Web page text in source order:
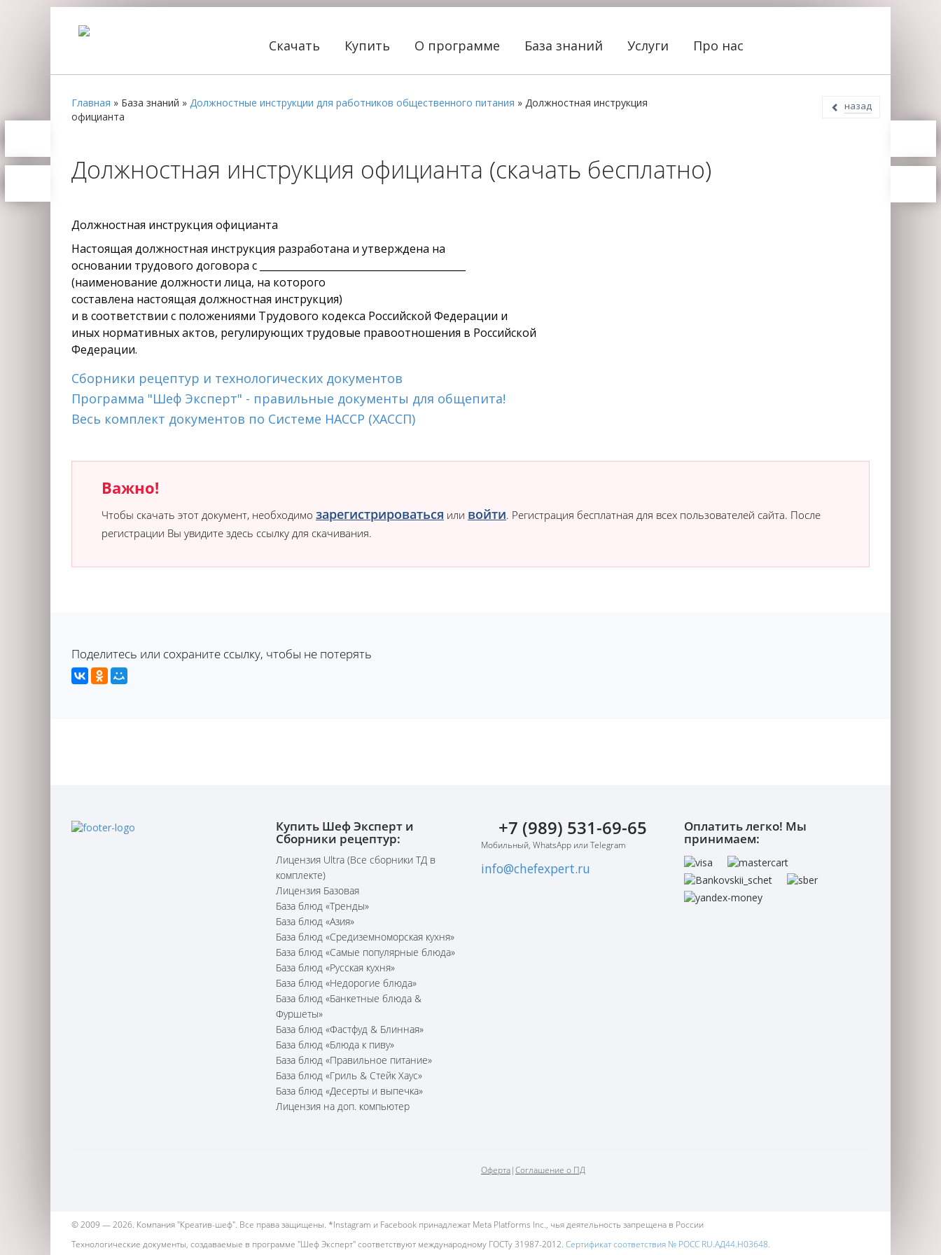
Скачать Купить О программе База знаний Услуги Про нас
Главная » База знаний » Должностные инструкции для работников общественного питания » Должностная инструкция
официанта
назад
Должностная инструкция официанта (скачать бесплатно)
Должностная инструкция официанта
Настоящая должностная инструкция разработана и утверждена на
основании трудового договора с __________________________________________
(наименование должности лица, на которого
составлена настоящая должностная инструкция)
и в соответствии с положениями Трудового кодекса Российской Федерации и
иных нормативных актов, регулирующих трудовые правоотношения в Российской
Федерации.
Сборники рецептур и технологических документов
Программа "Шеф Эксперт" - правильные документы для общепита!
Весь комплект документов по Системе HACCP (ХАССП)
Важно!
Чтобы скачать этот документ, необходимо зарегистрироваться или войти. Регистрация бесплатная для всех пользователей сайта. После
регистрации Вы увидите здесь ссылку для скачивания.
Поделитесь или сохраните ссылку, чтобы не потерять
Купить Шеф Эксперт и
Сборники рецептур:
Лицензия Ultra (Все сборники ТД в
комплекте)
Лицензия Базовая
База блюд «Тренды»
База блюд «Азия»
База блюд «Средиземноморская кухня»
База блюд «Самые популярные блюда»
База блюд «Русская кухня»
База блюд «Недорогие блюда»
База блюд «Банкетные блюда &
Фуршеты»
База блюд «Фастфуд & Блинная»
База блюд «Блюда к пиву»
База блюд «Правильное питание»
База блюд «Гриль & Стейк Хаус»
База блюд «Десерты и выпечка»
Лицензия на доп. компьютер
+7 (989) 531-69-65
Мобильный, WhatsApp или Telegram
info@chefexpert.ru
Оплатить легко! Мы
принимаем:
Оферта|Соглашение о ПД
© 2009 — 2026. Компания "Креатив-шеф". Все права защищены. *Instagram и Facebook принадлежат Meta Platforms Inc., чья деятельность запрещена в России
Технологические документы, создаваемые в программе "Шеф Эксперт" соответствуют международному ГОСТу 31987-2012. Сертификат соответствия № РОСС RU.АД44.Н03648.